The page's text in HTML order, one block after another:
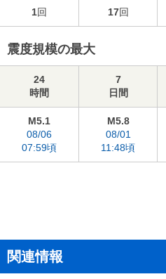
1回 17回
震度規模の最大
24
時間
7
日間
M5.1
08/06
07:59頃
M5.8
08/01
11:48頃
関連情報